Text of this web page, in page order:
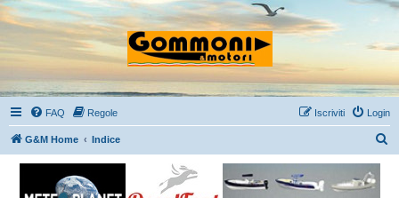
FAQ Regole Login
Iscriviti
G&M Home Indice